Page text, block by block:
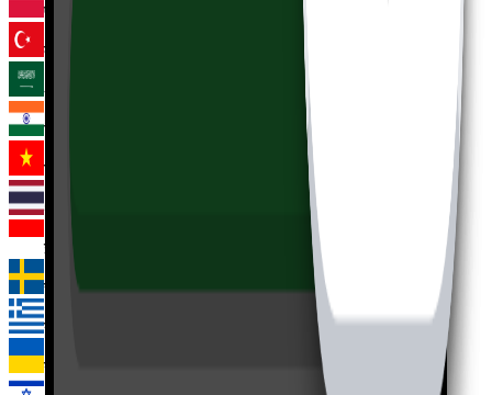
पोलिश
तुर्की
अरबी
हिन्दी
वियतनामी
थाई
इंडोनेशियाई
स्वीडिश
ग्रीक
यूक्रेनी